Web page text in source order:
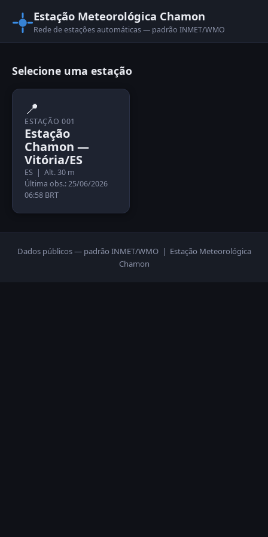
Estação Meteorológica Chamon
Rede de estações automáticas — padrão INMET/WMO
Selecione uma estação
📍
ESTAÇÃO 001
Estação
Chamon —
Vitória/ES
ES | Alt. 30 m
Última obs.: 25/06/2026
06:58 BRT
Dados públicos — padrão INMET/WMO | Estação Meteorológica
Chamon